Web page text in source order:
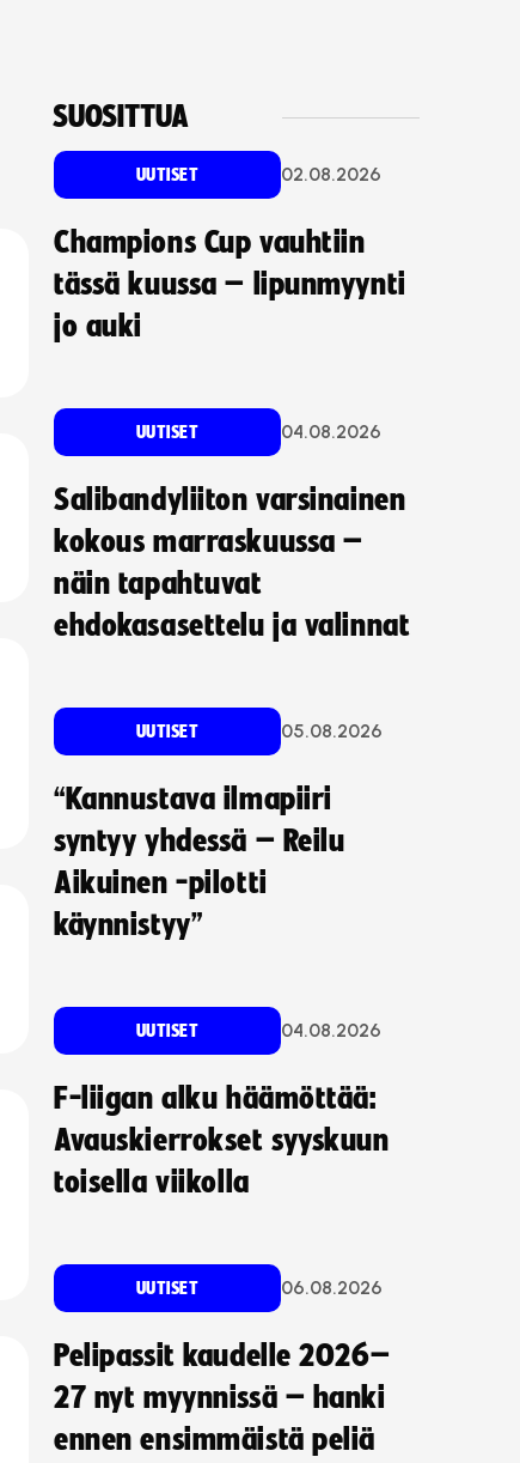
SUOSITTUA
UUTISET 02.08.2026
Champions Cup vauhtiin
tässä kuussa – lipunmyynti
jo auki
UUTISET 04.08.2026
Salibandyliiton varsinainen
kokous marraskuussa –
näin tapahtuvat
ehdokasasettelu ja valinnat
UUTISET 05.08.2026
“Kannustava ilmapiiri
syntyy yhdessä – Reilu
Aikuinen -pilotti
käynnistyy”
UUTISET 04.08.2026
F-liigan alku häämöttää:
Avauskierrokset syyskuun
toisella viikolla
UUTISET 06.08.2026
Pelipassit kaudelle 2026–
27 nyt myynnissä – hanki
ennen ensimmäistä peliä